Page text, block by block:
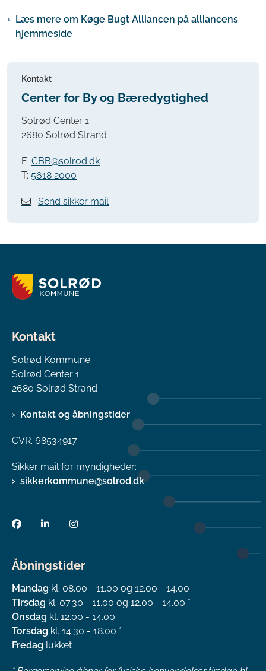
Læs mere om Køge Bugt Alliancen på alliancens
hjemmeside
Kontakt
Center for By og Bæredygtighed
Solrød Center 1
2680 Solrød Strand
E: CBB@solrod.dk
T: 5618 2000
Send sikker mail
Kontakt
Solrød Kommune
Solrød Center 1
2680 Solrød Strand
Kontakt og åbningstider
CVR. 68534917
Sikker mail for myndigheder:
sikkerkommune@solrod.dk
Åbningstider
Mandag kl. 08.00 - 11.00 og 12.00 - 14.00
Tirsdag kl. 07.30 - 11.00 og 12.00 - 14.00 *
Onsdag kl. 12.00 - 14.00
Torsdag kl. 14.30 - 18.00 *
Fredag lukket